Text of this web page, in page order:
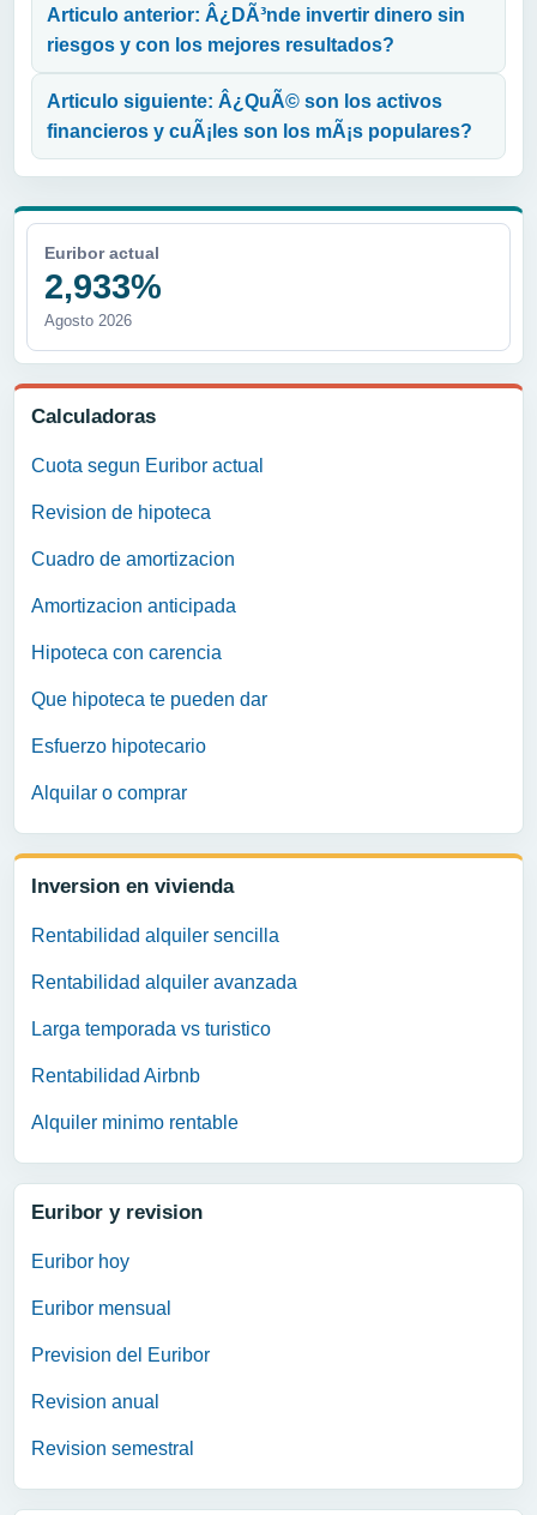
Euribor actual
2,933%
Agosto 2026
Calculadoras
Cuota segun Euribor actual
Revision de hipoteca
Cuadro de amortizacion
Amortizacion anticipada
Hipoteca con carencia
Que hipoteca te pueden dar
Esfuerzo hipotecario
Alquilar o comprar
Inversion en vivienda
Rentabilidad alquiler sencilla
Rentabilidad alquiler avanzada
Larga temporada vs turistico
Rentabilidad Airbnb
Alquiler minimo rentable
Euribor y revision
Euribor hoy
Euribor mensual
Prevision del Euribor
Revision anual
Revision semestral
Articulo anterior: Â¿DÃ³nde invertir dinero sin
riesgos y con los mejores resultados?
Articulo siguiente: Â¿QuÃ© son los activos
financieros y cuÃ¡les son los mÃ¡s populares?